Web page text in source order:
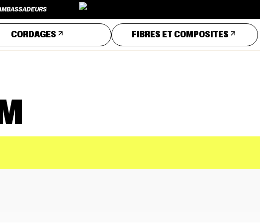
CORDAGES FIBRES ET COMPOSITES